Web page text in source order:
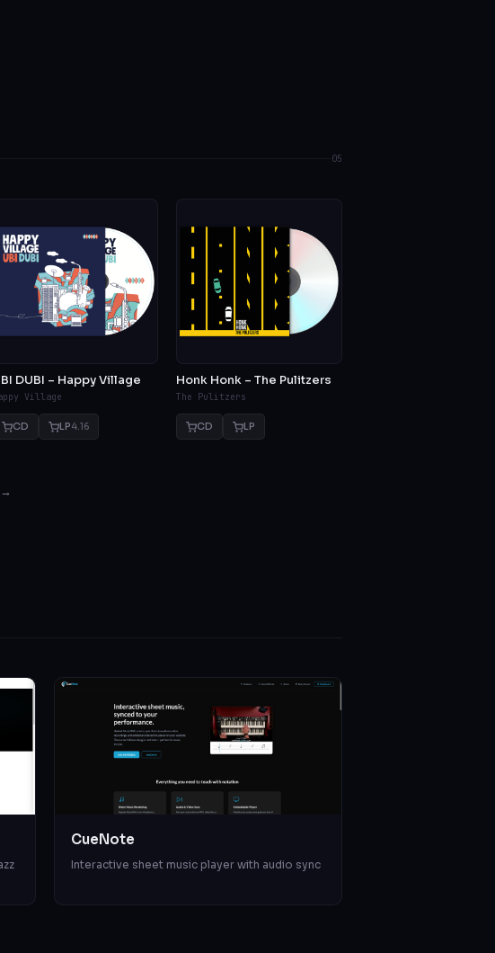
05
DUBI – Happy Village
Village
CD LP4.16
Honk Honk – The Pulitzers
The Pulitzers
CD LP
CueNote
Interactive sheet music player with audio sync